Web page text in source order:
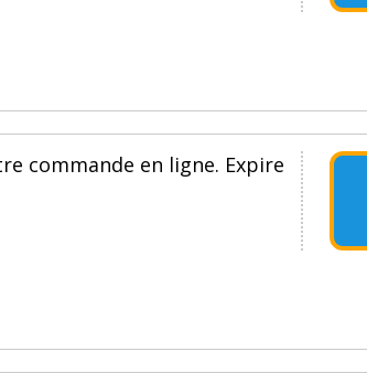
commande en ligne. Expire